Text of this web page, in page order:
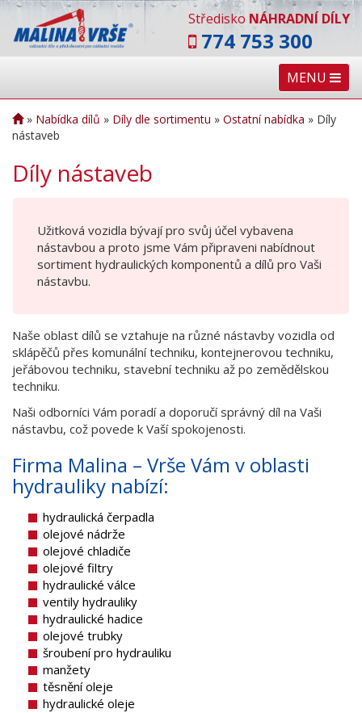
Středisko NÁHRADNÍ DÍLY
774 753 300
MENU
» Nabídka dílů » Díly dle sortimentu » Ostatní nabídka » Díly
nástaveb
Díly nástaveb
Užitková vozidla bývají pro svůj účel vybavena
nástavbou a proto jsme Vám připraveni nabídnout
sortiment hydraulických komponentů a dílů pro Vaši
nástavbu.
Naše oblast dílů se vztahuje na různé nástavby vozidla od
sklápěčů přes komunální techniku, kontejnerovou techniku,
jeřábovou techniku, stavební techniku až po zemědělskou
techniku.
Naši odborníci Vám poradí a doporučí správný díl na Vaši
nástavbu, což povede k Vaší spokojenosti.
Firma Malina – Vrše Vám v oblasti
hydrauliky nabízí:
hydraulická čerpadla
olejové nádrže
olejové chladiče
olejové filtry
hydraulické válce
ventily hydrauliky
hydraulické hadice
olejové trubky
šroubení pro hydrauliku
manžety
těsnění oleje
hydraulické oleje